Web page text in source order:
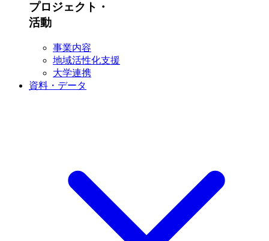
プロジェクト・
活動
事業内容
地域活性化支援
大学連携
資料・データ